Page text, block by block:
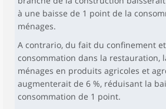
à une baisse de 1 point de la
ménages.
A contrario, du fait du confinement
consommation dans la restauration,
ménages en produits agricoles et
augmenterait de 6 %, réduisant la
consommation de 1 point.